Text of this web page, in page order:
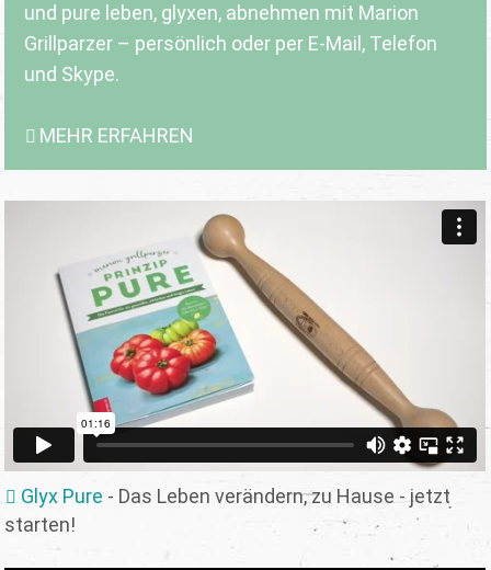
und pure leben, glyxen, abnehmen mit Marion
Grillparzer – persönlich oder per E-Mail, Telefon
und Skype.
MEHR ERFAHREN
Glyx Pure - Das Leben verändern, zu Hause - jetzt
starten!